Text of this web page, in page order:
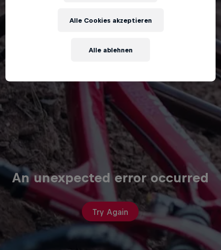
An unexpected error occurred
Try Again
Alle ablehnen
Alle Cookies akzeptieren